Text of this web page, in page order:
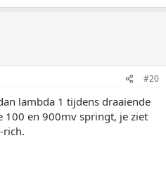
#20
lambda 1 tijdens draaiende
100 en 900mv springt, je ziet
rich.